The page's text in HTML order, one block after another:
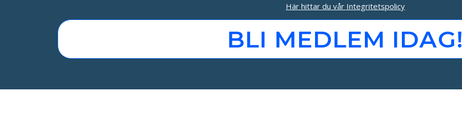
Här hittar du vår Integritetspolicy
BLI MEDLEM IDAG!